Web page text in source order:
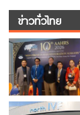
ข่าวทั่วไทย